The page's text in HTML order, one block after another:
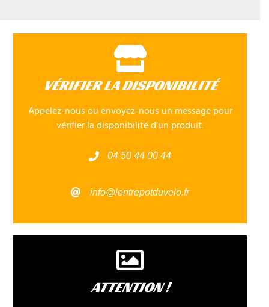
VÉRIFIER LA DISPONIBILITÉ
Appelez-nous ou envoyez-nous un message pour
vérifier la disponibilité d'un produit.
04 50 44 00 44
info@lentrepotduvelo.fr
ATTENTION !